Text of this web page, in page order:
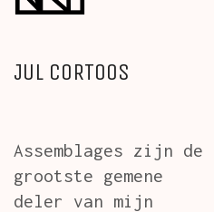
JUL CORTOOS
Assemblages zijn de
grootste gemene
deler van mijn